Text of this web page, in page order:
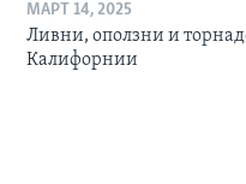
МАРТ 14, 2025
Ливни, оползни и
Калифорнии